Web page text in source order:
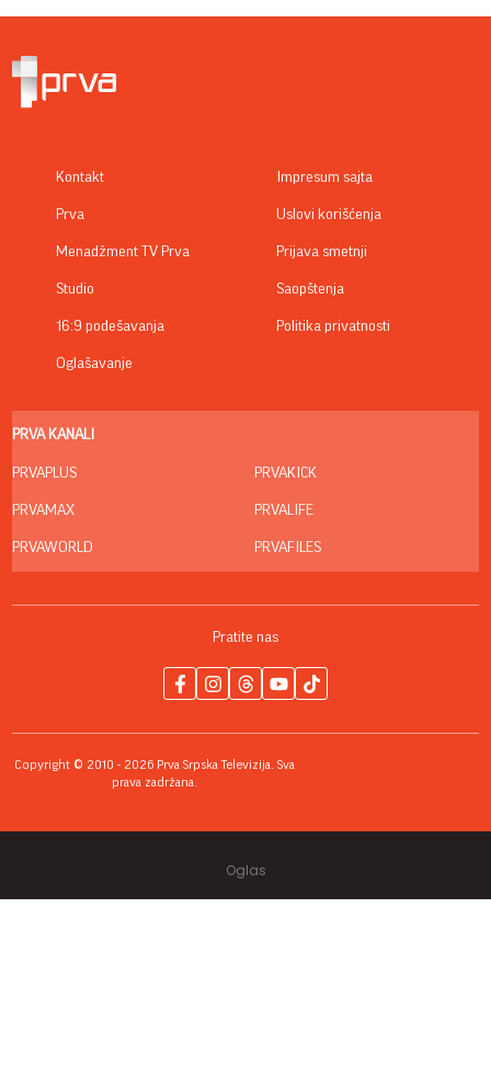
Kontakt
Prva
Menadžment TV Prva
Studio
16:9 podešavanja
Oglašavanje
Impresum sajta
Uslovi korišćenja
Prijava smetnji
Saopštenja
Politika privatnosti
PRVA KANALI
PRVAPLUS
PRVAMAX
PRVAWORLD
PRVAKICK
PRVALIFE
PRVAFILES
Pratite nas
Copyright © 2010 - 2026 Prva Srpska Televizija. Sva
prava zadržana.